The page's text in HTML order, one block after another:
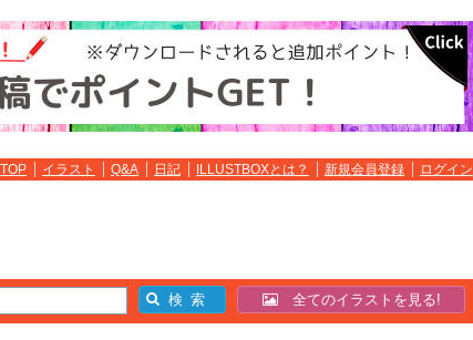
TOP イラスト Q&A 日記 ILLUSTBOXとは？ 新規会員登録 ログイン
全てのイラストを見る!